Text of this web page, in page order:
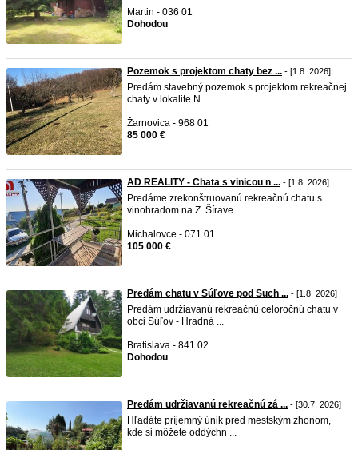
Martin - 036 01
Dohodou
Pozemok s projektom chaty bez ... - [1.8. 2026]
Predám stavebný pozemok s projektom rekreačnej
chaty v lokalite N ...
Žarnovica - 968 01
85 000 €
AD REALITY - Chata s vinicou n ... - [1.8. 2026]
Predáme zrekonštruovanú rekreačnú chatu s
vinohradom na Z. Šírave ...
Michalovce - 071 01
105 000 €
Predám chatu v Súľove pod Such ... - [1.8. 2026]
Predám udržiavanú rekreačnú celoročnú chatu v
obci Súľov - Hradná ...
Bratislava - 841 02
Dohodou
Predám udržiavanú rekreačnú zá ... - [30.7. 2026]
Hľadáte príjemný únik pred mestským zhonom,
kde si môžete oddýchn ...